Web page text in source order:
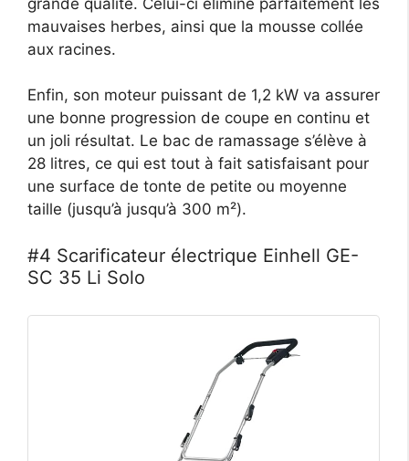
mauvaises herbes, ainsi que la mousse collée
aux racines.
Enfin, son moteur puissant de 1,2 kW va assurer
une bonne progression de coupe en continu et
un joli résultat. Le bac de ramassage s’élève à
28 litres, ce qui est tout à fait satisfaisant pour
une surface de tonte de petite ou moyenne
taille (jusqu’à jusqu’à 300 m²).
#4 Scarificateur électrique Einhell GE-
SC 35 Li Solo